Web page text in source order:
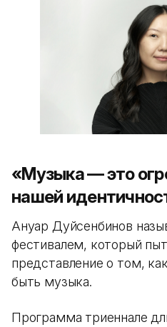
«Музыка — это
нашей
Ануар Дуйсенбинов
фестивалем, который
представление о том,
быть музыка.
Программа триеннале